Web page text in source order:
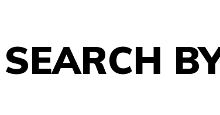
SEARCH